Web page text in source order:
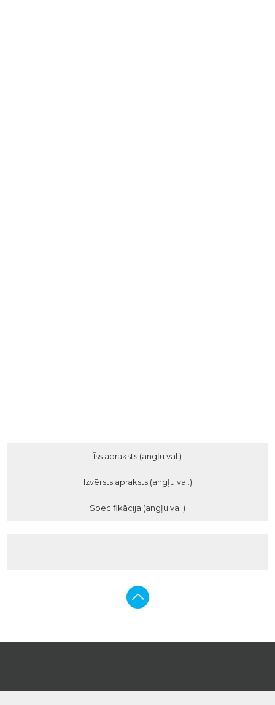
Īss apraksts (angļu val.)
Izvērsts apraksts (angļu val.)
Specifikācija (angļu val.)